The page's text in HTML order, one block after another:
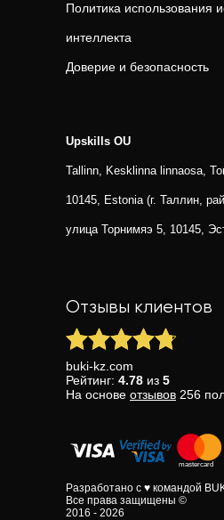
Политика использования
интеллекта
Доверие и безопасность
Upskills OU
Tallinn, Kesklinna linnaosa,
10145, Estonia (г. Таллин,
улица Торнимяэ 5, 10145,
Отзывы клиентов
buki-kz.com
Рейтинг: 4.78 из 5
На основе отзывов 256
Разработано с ♥ командой
Все права защищены ©
2016 - 2026